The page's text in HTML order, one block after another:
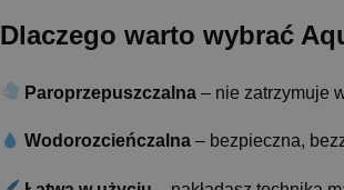
Dlaczego warto wybrać
Paroprzepuszczalna – nie zatrzymuje
Wodorozcieńczalna – bezpieczna,